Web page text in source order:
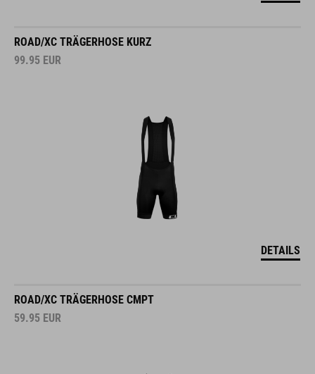
ROAD/XC TRÄGERHOSE KURZ
99.95 EUR
DETAILS
ROAD/XC TRÄGERHOSE CMPT
59.95 EUR